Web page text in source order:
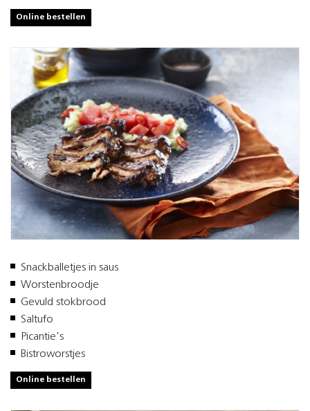
Online bestellen
Snackballetjes in saus
Worstenbroodje
Gevuld stokbrood
Saltufo
Picantie's
Bistroworstjes
Online bestellen